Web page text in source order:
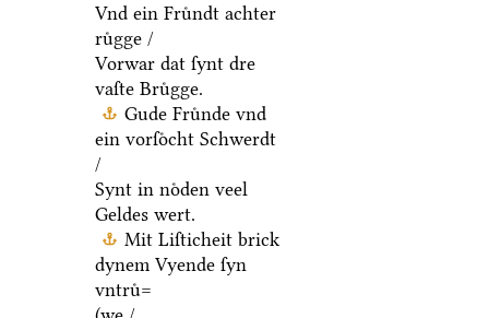
Vnd ein Fruͤndt achter
ruͤgge /
Vorwar dat ſynt dre
vaſte Bruͤgge.
Gude Fruͤnde vnd
ein vorſoͤcht Schwerdt
/
Synt in noͤden veel
Geldes wert.
Mit Liſticheit brick
dynem Vyende ſyn
vntruͤ=